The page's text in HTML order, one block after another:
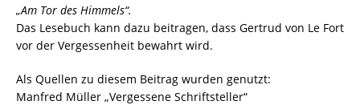
„Am Tor des Himmels“.
Das Lesebuch kann dazu beitragen, dass Gertrud von Le Fort
vor der Vergessenheit bewahrt wird.
Als Quellen zu diesem Beitrag wurden genutzt:
Manfred Müller „Vergessene Schriftsteller“